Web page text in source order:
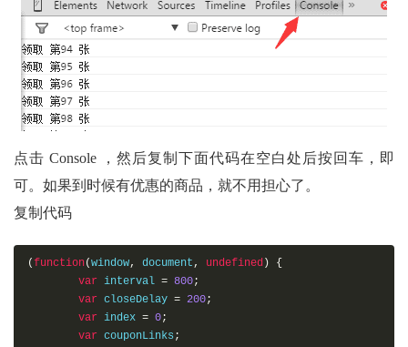
点击 Console ，然后复制下面代码在空白处后按回车，即
可。如果到时候有优惠的商品，就不用担心了。
复制代码
(function(window, document , undefined )
{
var interval = 800;
var closeDelay = 200;
var index = 0;
var couponLinks ;